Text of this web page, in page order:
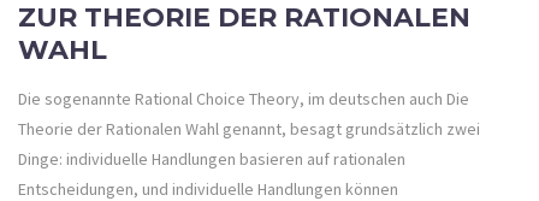
ZUR THEORIE DER RATIONALEN
WAHL
Die sogenannte Rational Choice Theory, im deutschen auch Die
Theorie der Rationalen Wahl genannt, besagt grundsätzlich zwei
Dinge: individuelle Handlungen basieren auf rationalen
Entscheidungen, und individuelle Handlungen können